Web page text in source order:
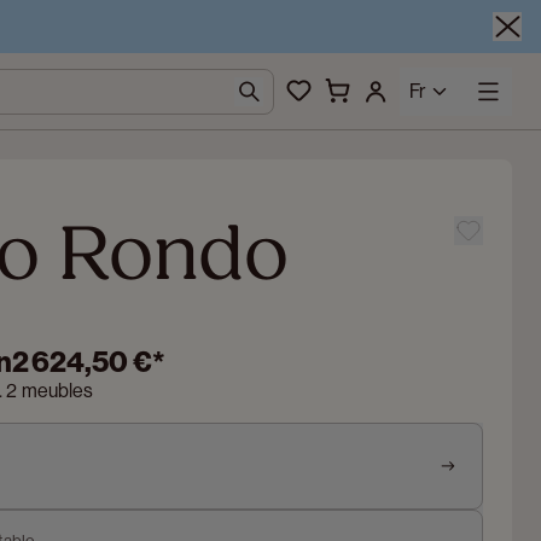
Fr
Rondo
2 624,50 €*
2 meubles